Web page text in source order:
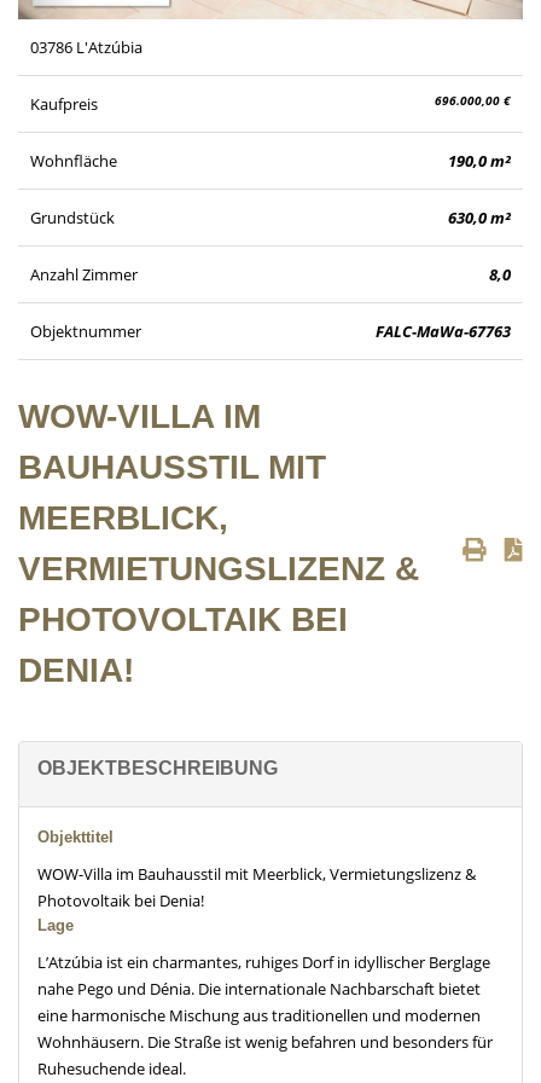
03786 L'Atzúbia
Kaufpreis 696.000,00 €
Wohnfläche 190,0 m²
Grundstück 630,0 m²
Anzahl Zimmer 8,0
Objektnummer FALC-MaWa-67763
WOW-VILLA IM
BAUHAUSSTIL MIT
MEERBLICK,
VERMIETUNGSLIZENZ &
PHOTOVOLTAIK BEI
DENIA!
OBJEKTBESCHREIBUNG
Objekttitel
WOW-Villa im Bauhausstil mit Meerblick, Vermietungslizenz &
Photovoltaik bei Denia!
Lage
L’Atzúbia ist ein charmantes, ruhiges Dorf in idyllischer Berglage
nahe Pego und Dénia. Die internationale Nachbarschaft bietet
eine harmonische Mischung aus traditionellen und modernen
Wohnhäusern. Die Straße ist wenig befahren und besonders für
Ruhesuchende ideal.